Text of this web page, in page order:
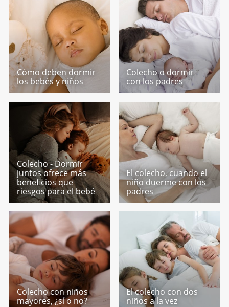
Cómo deben dormir
los bebés y niños
Colecho o dormir
con los padres
Colecho - Dormir
juntos ofrece más
beneficios que
riesgos para el bebé
El colecho, cuando el
niño duerme con los
padres
Colecho con niños
mayores, ¿sí o no?
El colecho con dos
niños a la vez